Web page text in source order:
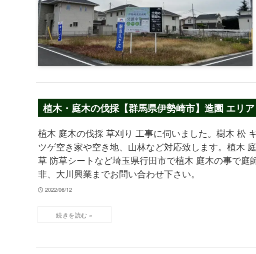
植木・庭木の伐採【群馬県伊勢崎市】造園 エリ
植木 庭木の伐採 草刈り 工事に伺いました。樹木 松
ツゲ空き家や空き地、山林など対応致します。植木
草 防草シートなど埼玉県行田市で植木 庭木の事で庭
非、大川興業までお問い合わせ下さい。
2022/06/12